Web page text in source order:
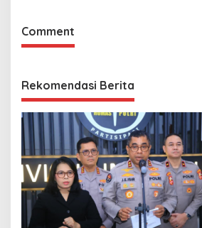
Comment
Rekomendasi Berita